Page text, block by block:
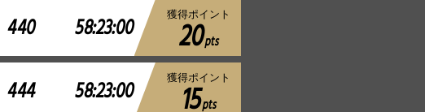
440 58:23:00 獲得ポイント
20pts
444 58:23:00 獲得ポイント
15pts